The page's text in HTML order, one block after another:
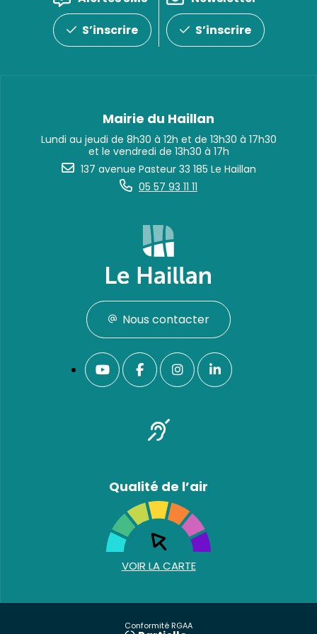
S’inscrire
S’inscrire
Mairie du Haillan
Lundi au jeudi de 8h30 à 12h et de 13h30 à 17h30
et le vendredi de 13h30 à 17h
137 avenue Pasteur 33 185 Le Haillan
05 57 93 11 11
Nous contacter
Qualité de l’air
VOIR LA CARTE
Conformité RGAA